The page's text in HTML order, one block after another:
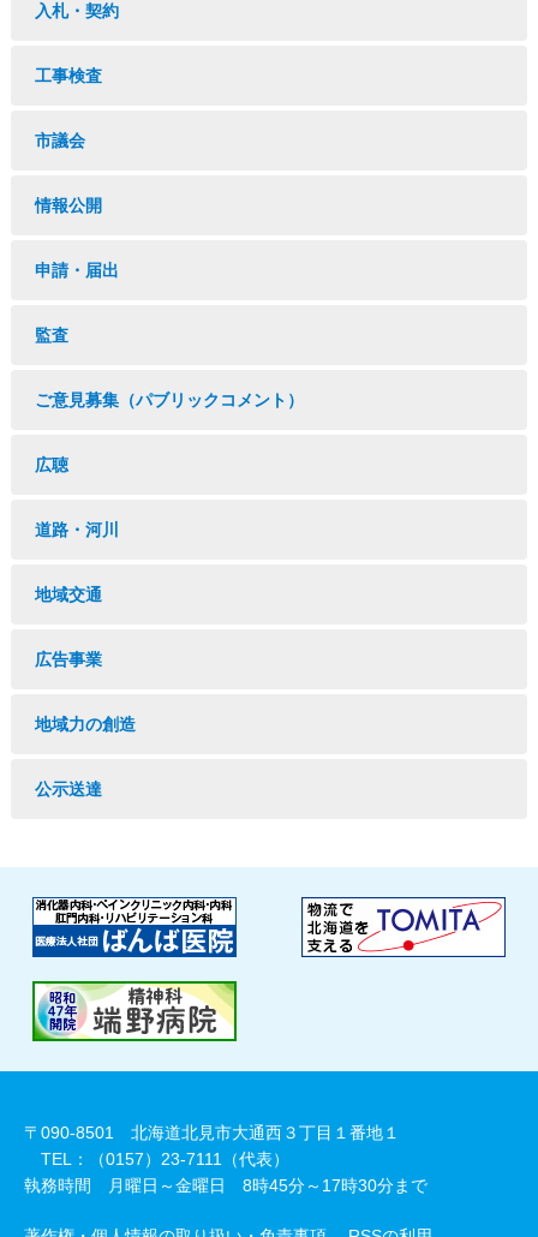
入札・契約
工事検査
市議会
情報公開
申請・届出
監査
ご意見募集（パブリックコメント）
広聴
道路・河川
地域交通
広告事業
地域力の創造
公示送達
〒090-8501 北海道北見市大通西３丁目１番地１
TEL：（0157）23-7111（代表）
執務時間 月曜日～金曜日 8時45分～17時30分まで